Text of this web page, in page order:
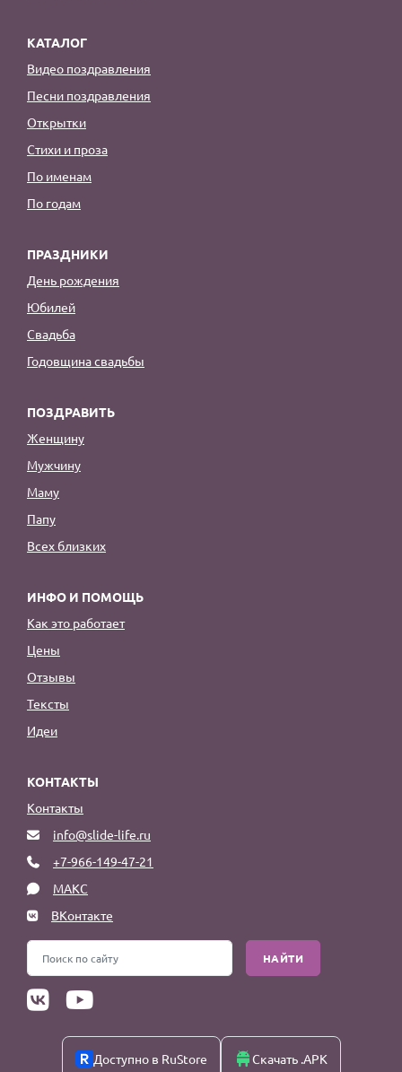
КАТАЛОГ
Видео поздравления
Песни поздравления
Открытки
Стихи и проза
По именам
По годам
ПРАЗДНИКИ
День рождения
Юбилей
Свадьба
Годовщина свадьбы
ПОЗДРАВИТЬ
Женщину
Мужчину
Маму
Папу
Всех близких
ИНФО И ПОМОЩЬ
Как это работает
Цены
Отзывы
Тексты
Идеи
КОНТАКТЫ
Контакты
info@slide-life.ru
+7-966-149-47-21
МАКС
ВКонтакте
НАЙТИ
Доступно в RuStore Скачать .APK